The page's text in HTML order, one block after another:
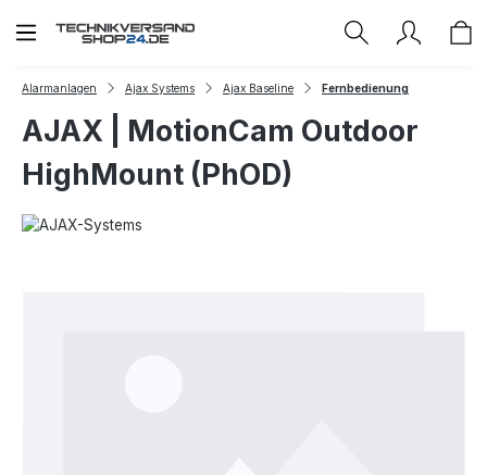
Zum Hauptinhalt springen
Alarmanlagen Ajax Systems Ajax Baseline Fernbedienung
AJAX | MotionCam Outdoor
HighMount (PhOD)